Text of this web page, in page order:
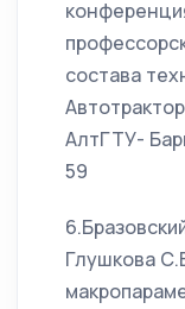
состава
АлтГТУ-
59
Глушкова